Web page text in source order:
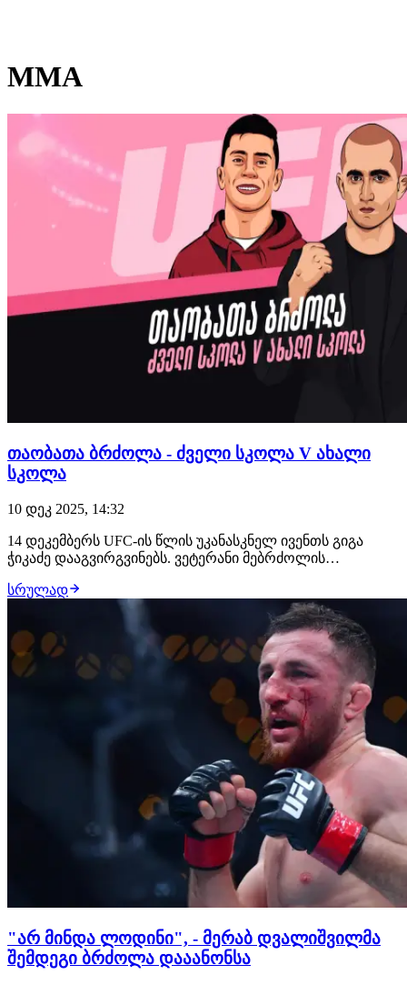
MMA
თაობათა ბრძოლა - ძველი სკოლა V ახალი
სკოლა
10 დეკ 2025, 14:32
14 დეკემბერს UFC-ის წლის უკანასკნელ ივენთს გიგა
ჭიკაძე დააგვირგვინებს. ვეტერანი მებრძოლის
დაპირისპირება ორ თაობას შორის: ძველი სკოლა
ახალი სკოლის წინააღმდეგ. განვიხილოთ, რას უნდა
ველოდოთ ამ ჩხუბისგან. თაობათა ბრძოლა 2009 წლის
19 დეკე…
სრულად
"არ მინდა ლოდინი", - მერაბ დვალიშვილმა
შემდეგი ბრძოლა დააანონსა